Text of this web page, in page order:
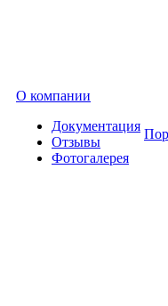
О компании
Документация
Отзывы
Фотогалерея